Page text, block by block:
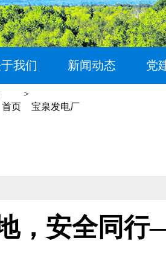
我们 新闻动态 党
首页 > 宝泉发电厂
，安全同行